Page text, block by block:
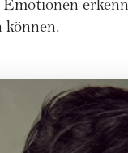
können.